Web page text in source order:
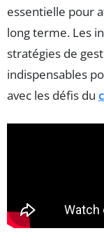
essentielle pour
long terme. Les
stratégies de
indispensables
avec les défis du